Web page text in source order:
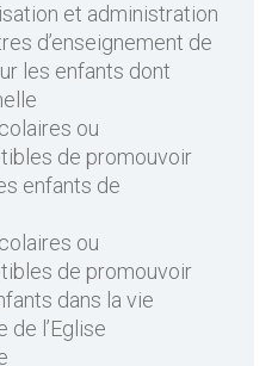
et administration
d’enseignement de
les enfants dont
ou
de promouvoir
enfants de
ou
de promouvoir
dans la vie
l’Eglise